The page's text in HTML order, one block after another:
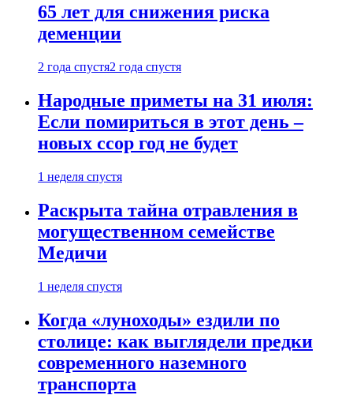
65 лет для снижения риска
деменции
2 года спустя2 года спустя
Народные приметы на 31 июля:
Если помириться в этот день –
новых ссор год не будет
1 неделя спустя
Раскрыта тайна отравления в
могущественном семействе
Медичи
1 неделя спустя
Когда «луноходы» ездили по
столице: как выглядели предки
современного наземного
транспорта